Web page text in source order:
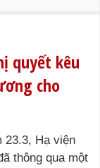
quyết kêu
cho
23.3, Hạ viện
thông qua một